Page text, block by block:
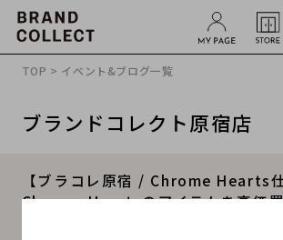
TOP > イベント&ブログ一覧
ブランドコレクト原宿店
【ブラコレ原宿 / Chrome Hearts仕
Chrome Heartsのアイテムを高価